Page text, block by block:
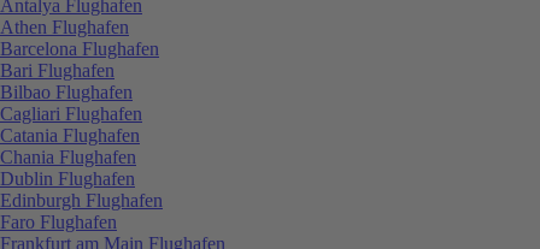
Antalya Flughafen
Athen Flughafen
Barcelona Flughafen
Bari Flughafen
Bilbao Flughafen
Cagliari Flughafen
Catania Flughafen
Chania Flughafen
Dublin Flughafen
Edinburgh Flughafen
Faro Flughafen
Frankfurt am Main Flughafen